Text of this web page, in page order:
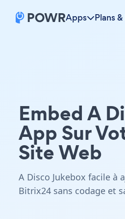
Apps Plans
Embed A
App Sur
Site Web
A Disco Jukebox facile à
Bitrix24 sans codage et